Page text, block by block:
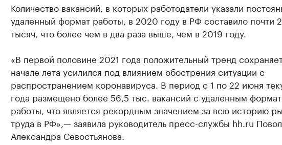
Количество вакансий, в которых работодатели указали
удаленный формат работы, в 2020 году в РФ составило почти
тысяч, что более чем в два раза выше, чем в 2019 году.
«В первой половине 2021 года положительный тренд
начале лета усилился под влиянием обострения ситуации с
распространением коронавируса. В период с 1 по 22 июня
года размещено более 56,5 тыс. вакансий с удаленным
работы, что является рекордным значением за всю историю
труда в РФ»,— заявила руководитель пресс-службы hh.ru
Александра Севостьянова.